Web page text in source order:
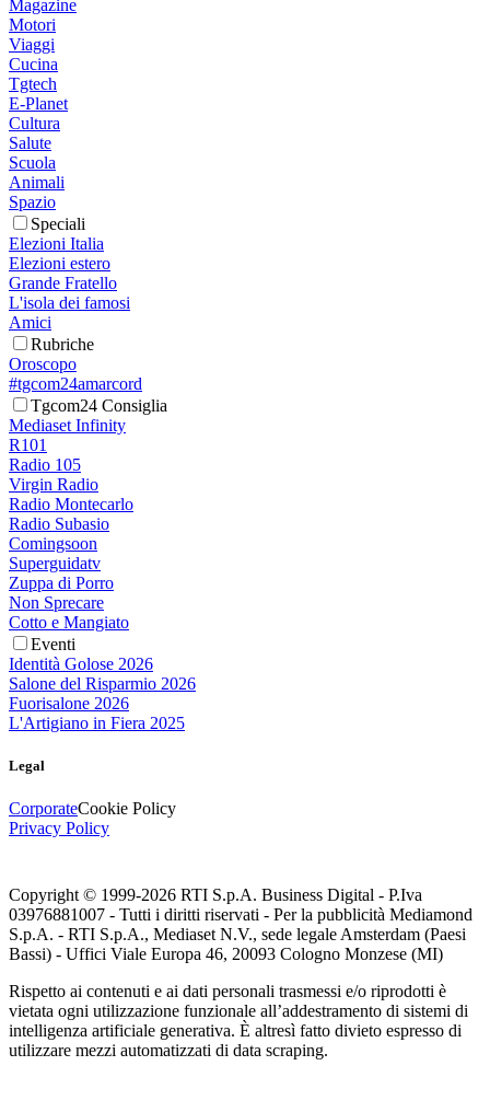
Magazine
Motori
Viaggi
Cucina
Tgtech
E-Planet
Cultura
Salute
Scuola
Animali
Spazio
Speciali
Elezioni Italia
Elezioni estero
Grande Fratello
L'isola dei famosi
Amici
Rubriche
Oroscopo
#tgcom24amarcord
Tgcom24 Consiglia
Mediaset Infinity
R101
Radio 105
Virgin Radio
Radio Montecarlo
Radio Subasio
Comingsoon
Superguidatv
Zuppa di Porro
Non Sprecare
Cotto e Mangiato
Eventi
Identità Golose 2026
Salone del Risparmio 2026
Fuorisalone 2026
L'Artigiano in Fiera 2025
Legal
CorporateCookie Policy
Privacy Policy
Copyright © 1999-2026 RTI S.p.A. Business Digital - P.Iva
03976881007 - Tutti i diritti riservati - Per la pubblicità Mediamond
S.p.A. - RTI S.p.A., Mediaset N.V., sede legale Amsterdam (Paesi
Bassi) - Uffici Viale Europa 46, 20093 Cologno Monzese (MI)
Rispetto ai contenuti e ai dati personali trasmessi e/o riprodotti è
vietata ogni utilizzazione funzionale all’addestramento di sistemi di
intelligenza artificiale generativa. È altresì fatto divieto espresso di
utilizzare mezzi automatizzati di data scraping.